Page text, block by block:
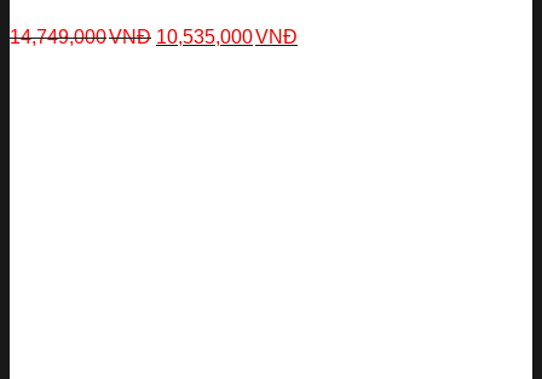
14,749,000VNĐ 10,535,000VNĐ